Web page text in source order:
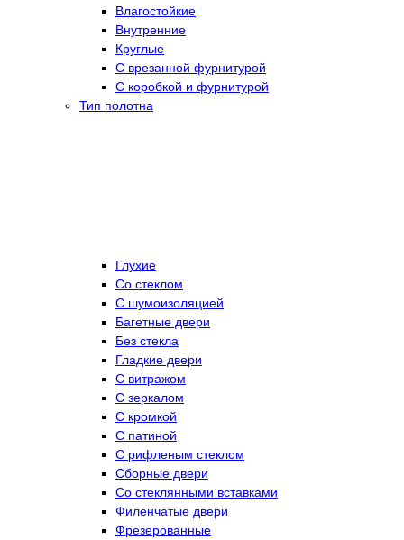
Влагостойкие
Внутренние
Круглые
С врезанной фурнитурой
С коробкой и фурнитурой
Тип полотна
Глухие
Со стеклом
C шумоизоляцией
Багетные двери
Без стекла
Гладкие двери
С витражом
С зеркалом
С кромкой
С патиной
С рифленым стеклом
Сборные двери
Со стеклянными вставками
Филенчатые двери
Фрезерованные